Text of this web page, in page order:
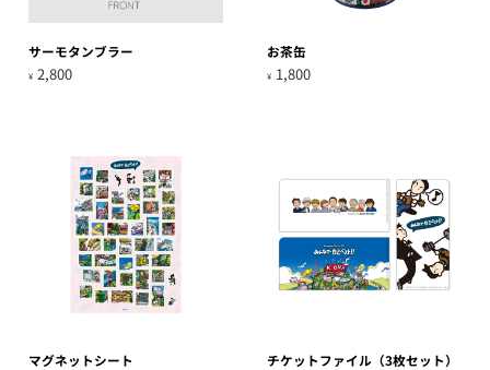
サーモタンブラー
¥ 2,800
お茶缶
¥ 1,800
マグネットシート チケットファイル（3枚セット）